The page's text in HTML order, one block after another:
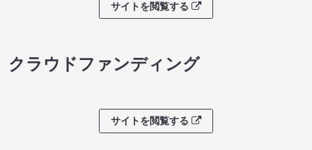
サイトを閲覧する
クラウドファンディング
サイトを閲覧する